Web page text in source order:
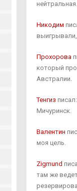
нейтральная.
Никодим
Прохорова
который
Австралии.
Тенгиз
Мичуринск.
Валентин
моя цель.
Zigmund
там же